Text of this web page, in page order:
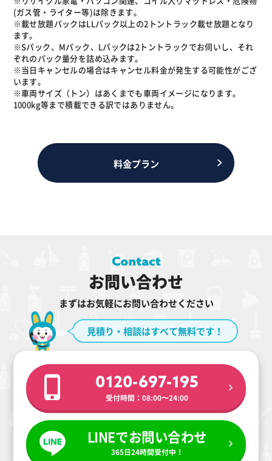
(ガス管・ライター等)は除きます。
※載せ放題パックはLLパック以上の2トントラック載せ放題となり
ます。
※Sパック、Mパック、Lパックは2トントラックでお伺いし、それ
ぞれのパック量分を詰め込みます。
※当日キャンセルの場合はキャンセル料金が発生する可能性がござ
います。
※車両サイズ（トン）はあくまでも車両イメージになります。
1000kg等まで積載できる訳ではありません。
料金プラン
お問い合わせ
まずはお気軽にお問い合わせください
見積り・相談はすべて無料です！
0120-697-195
受付時間：08:00〜24:00
LINEでお問い合わせ
365日24時間受付中！